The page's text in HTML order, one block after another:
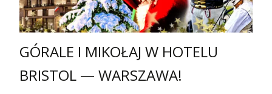
GÓRALE I MIKOŁAJ W HOTELU
BRISTOL — WARSZAWA!